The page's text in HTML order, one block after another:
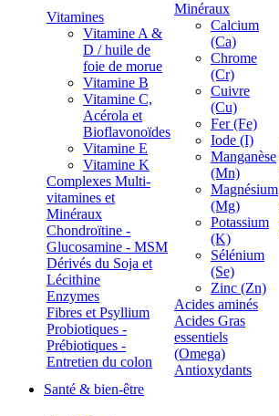
Vitamines
Vitamine A &
D / huile de
foie de morue
Vitamine B
Vitamine C,
Acérola et
Bioflavonoïdes
Vitamine E
Vitamine K
Complexes Multi-
vitamines et
Minéraux
Chondroïtine -
Glucosamine - MSM
Dérivés du Soja et
Lécithine
Enzymes
Fibres et Psyllium
Probiotiques -
Prébiotiques -
Entretien du colon
Minéraux
Calcium
(Ca)
Chrome
(Cr)
Cuivre
(Cu)
Fer (Fe)
Iode (I)
Manganèse
(Mn)
Magnésium
(Mg)
Potassium
(K)
Sélénium
(Se)
Zinc (Zn)
Acides aminés
Acides Gras
essentiels
(Omega)
Antioxydants
Santé & bien-être